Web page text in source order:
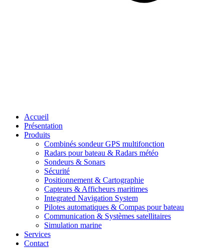
Accueil
Présentation
Produits
Combinés sondeur GPS multifonction
Radars pour bateau & Radars météo
Sondeurs & Sonars
Sécurité
Positionnement & Cartographie
Capteurs & Afficheurs maritimes
Integrated Navigation System
Pilotes automatiques & Compas pour bateau
Communication & Systèmes satellitaires
Simulation marine
Services
Contact